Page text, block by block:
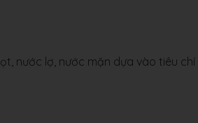
nước lợ, nước mặn dựa vào tiêu chí